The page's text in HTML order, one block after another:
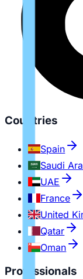
Countries
Spain
Saudi
UAE
France
United
Qatar
Oman
Professionals